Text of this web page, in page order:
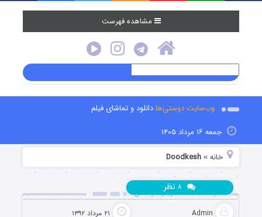
مشاهده فهرست
وب‌سایت دوستی‌هادانلود و تماشای فیلم
جمعه ۱۶ مرداد ۱۴۰۵
خانه »
Doodkesh
فرهنگ لغات سریال دودکش!
Admin ۲۱ مرداد ۱۳۹۲
نظر